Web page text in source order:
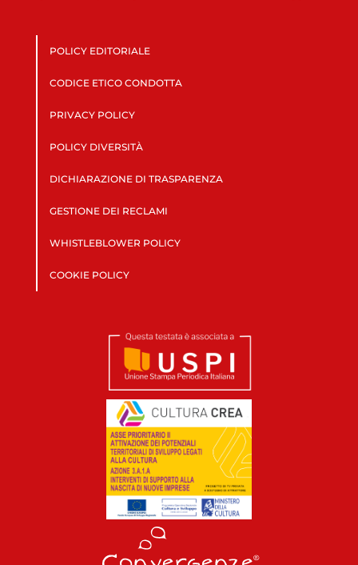
POLICY EDITORIALE
CODICE ETICO CONDOTTA
PRIVACY POLICY
POLICY DIVERSITÀ
DICHIARAZIONE DI TRASPARENZA
GESTIONE DEI RECLAMI
WHISTLEBLOWER POLICY
COOKIE POLICY